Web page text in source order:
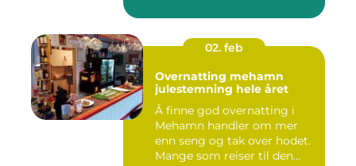
02. feb
Overnatting mehamn
julestemning hele året
Å finne god overnatting i
Mehamn handler om mer
enn seng og tak over hodet.
Mange som reiser til den...